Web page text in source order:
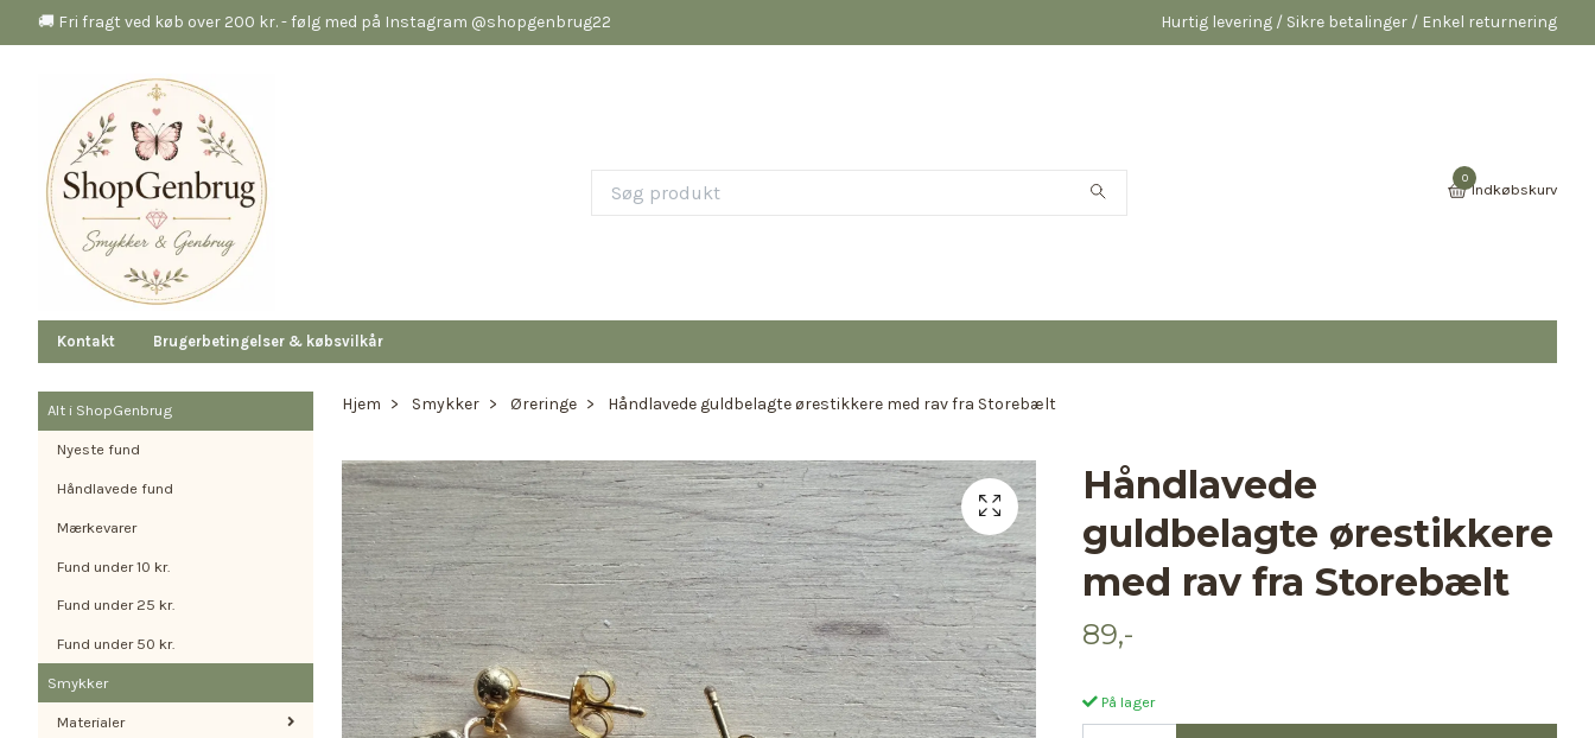
🚚 Fri fragt ved køb over 200 kr. - følg med på Instagram @shopgenbrug22 Hurtig levering / Sikre betalinger / Enkel returnering
0
Indkøbskurv
Kontakt Brugerbetingelser & købsvilkår
Alt i ShopGenbrug
Nyeste fund
Håndlavede fund
Mærkevarer
Fund under 10 kr.
Fund under 25 kr.
Fund under 50 kr.
Smykker
Materialer
Hjem Smykker Øreringe Håndlavede guldbelagte ørestikkere med rav fra Storebælt
Håndlavede
guldbelagte ørestikkere
med rav fra Storebælt
89,-
På lager